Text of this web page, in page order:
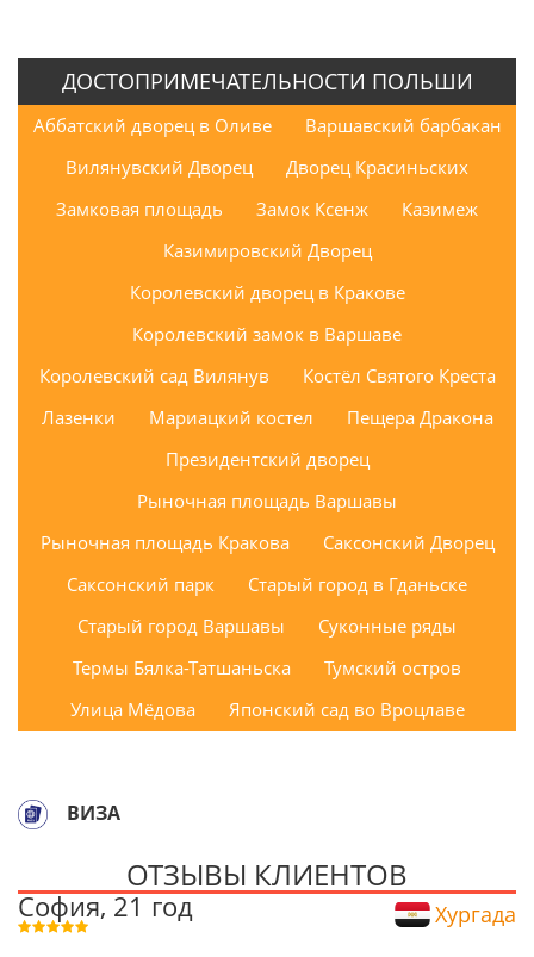
ДОСТОПРИМЕЧАТЕЛЬНОСТИ ПОЛЬШИ
Аббатский дворец в Оливе
Варшавский барбакан
Вилянувский Дворец
Дворец Красиньских
Замковая площадь
Замок Ксенж
Казимеж
Казимировский Дворец
Королевский дворец в Кракове
Королевский замок в Варшаве
Королевский сад Вилянув
Костёл Святого Креста
Лазенки
Мариацкий костел
Пещера Дракона
Президентский дворец
Рыночная площадь Варшавы
Рыночная площадь Кракова
Саксонский Дворец
Саксонский парк
Старый город в Гданьске
Старый город Варшавы
Суконные ряды
Термы Бялка-Татшаньска
Тумский остров
Улица Мёдова
Японский сад во Вроцлаве
ВИЗА
ОТЗЫВЫ КЛИЕНТОВ
София, 21 год Хургада